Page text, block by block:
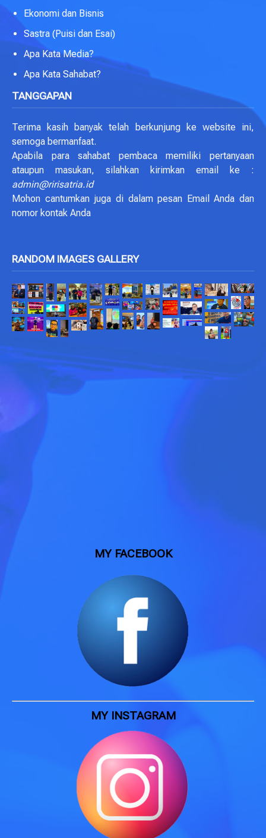
Ekonomi dan Bisnis
Sastra (Puisi dan Esai)
Apa Kata Media?
Apa Kata Sahabat?
TANGGAPAN
Terima kasih banyak telah berkunjung ke website ini,
semoga bermanfaat.
Apabila para sahabat pembaca memiliki pertanyaan
ataupun masukan, silahkan kirimkan email ke :
admin@ririsatria.id
Mohon cantumkan juga di dalam pesan Email Anda dan
nomor kontak Anda
RANDOM IMAGES GALLERY
MY FACEBOOK
MY INSTAGRAM